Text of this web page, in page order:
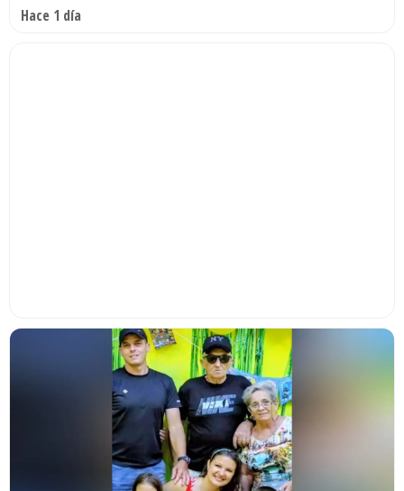
Hace 1 día